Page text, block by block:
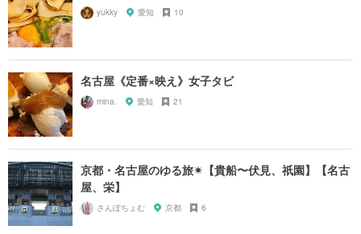
yukky 愛知 10
名古屋《定番×映え》女子タビ
mina. 愛知 21
京都・名古屋のゆる旅✴︎【貴船〜伏見、祇園】【名古
屋、栄】
さんぽちょむ 京都 6